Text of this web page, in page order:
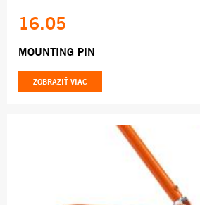
16.05
MOUNTING PIN
ZOBRAZIŤ VIAC